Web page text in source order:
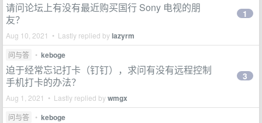
请问论坛上有没有最近购买国行 Sony 电视的朋
友？
Aug 10, 2021 • Lastly replied bylazyrm
1
问与答 • keboge
迫于经常忘记打卡（钉钉），求问有没有远程控制
手机打卡的办法？
Aug 1, 2021 • Lastly replied bywmgx
3
问与答 • keboge